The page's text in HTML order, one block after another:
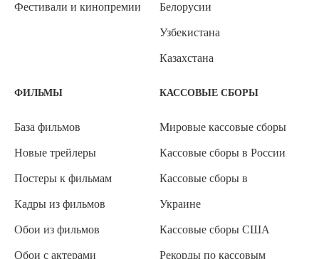
Фестивали и кинопремии Белорусии
Узбекистана
Казахстана
ФИЛЬМЫ
База фильмов
Новые трейлеры
Постеры к фильмам
Кадры из фильмов
Обои из фильмов
Обои с актерами
КАССОВЫЕ СБОРЫ
Мировые кассовые сборы
Кассовые сборы в России
Кассовые сборы в
Украине
Кассовые сборы США
Рекорды по кассовым